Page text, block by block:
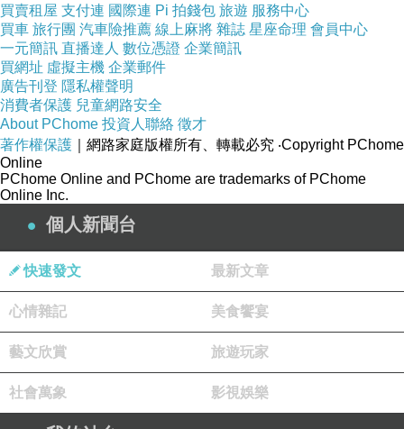
買賣租屋 支付連 國際連 Pi 拍錢包 旅遊 服務中心
買車 旅行團 汽車險推薦 線上麻將 雜誌 星座命理 會員中心
一元簡訊 直播達人 數位憑證 企業簡訊
買網址 虛擬主機 企業郵件
廣告刊登 隱私權聲明
消費者保護 兒童網路安全
About PChome 投資人聯絡 徵才
著作權保護 ｜網路家庭版權所有、轉載必究 ‧Copyright PChome
Online
PChome Online and PChome are trademarks of PChome
Online Inc.
個人新聞台
快速發文 最新文章
心情雜記 美食饗宴
藝文欣賞 旅遊玩家
社會萬象 影視娛樂